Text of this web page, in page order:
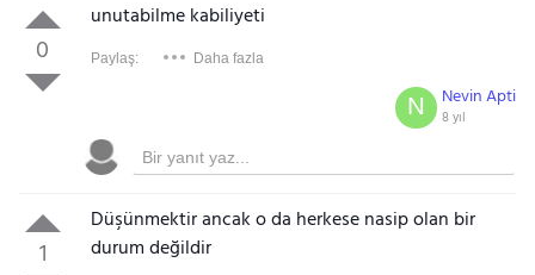
0
unutabilme kabiliyeti
Paylaş: Daha fazla
Nevin Apti
8 yıl
N
1
Düşünmektir ancak o da herkese nasip olan bir
durum değildir